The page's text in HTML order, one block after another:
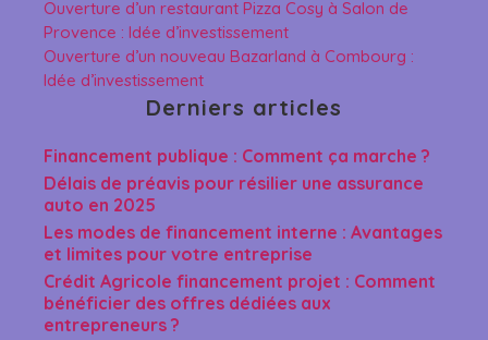
Ouverture d’un restaurant Pizza Cosy à Salon de
Provence : Idée d’investissement
Ouverture d’un nouveau Bazarland à Combourg :
Idée d’investissement
Derniers articles
Financement publique : Comment ça marche ?
Délais de préavis pour résilier une assurance
auto en 2025
Les modes de financement interne : Avantages
et limites pour votre entreprise
Crédit Agricole financement projet : Comment
bénéficier des offres dédiées aux
entrepreneurs ?